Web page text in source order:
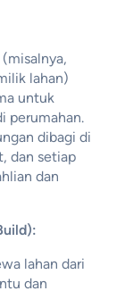
lahan)
untuk
perumahan.
dibagi di
dan setiap
dan
lahan dari
dan